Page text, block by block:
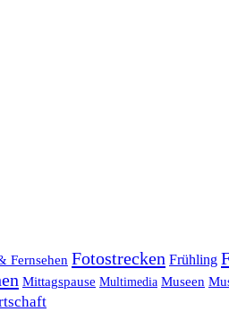
Fernsehen Fotostrecken Frühling
Mittagspause Multimedia Museen